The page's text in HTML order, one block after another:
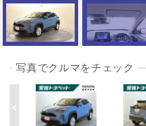
写真でクルマをチェック